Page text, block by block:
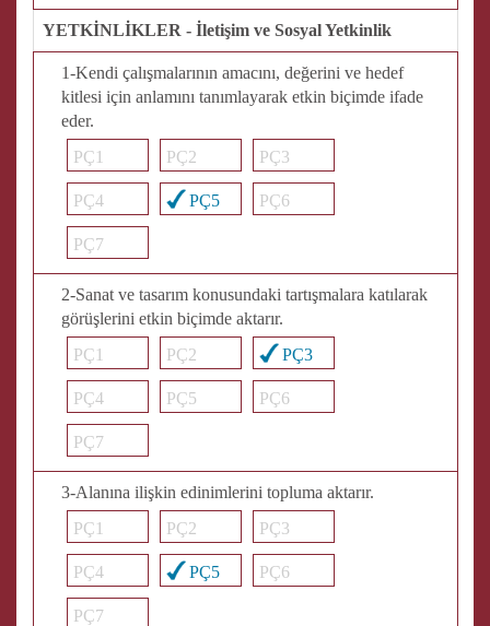
YETKİNLİKLER - İletişim ve Sosyal Yetkinlik
1-Kendi çalışmalarının amacını, değerini ve hedef
kitlesi için anlamını tanımlayarak etkin biçimde ifade
eder.
PÇ1
PÇ2 PÇ3
PÇ4 PÇ5 PÇ6
PÇ7
2-Sanat ve tasarım konusundaki tartışmalara katılarak
görüşlerini etkin biçimde aktarır.
PÇ1
PÇ2 PÇ3
PÇ4 PÇ5 PÇ6
PÇ7
3-Alanına ilişkin edinimlerini topluma aktarır.
PÇ1
PÇ2 PÇ3
PÇ4 PÇ5 PÇ6
PÇ7